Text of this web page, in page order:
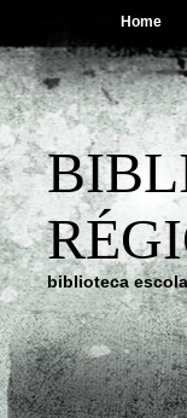
Home
biblioteca